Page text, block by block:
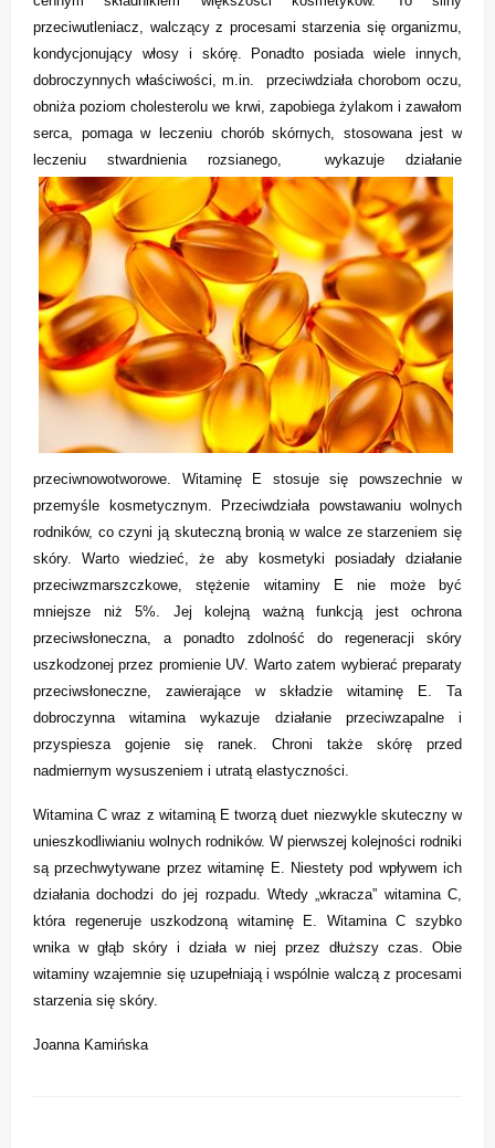
przeciwutleniacz, walczący z procesami starzenia się organizmu,
kondycjonujący włosy i skórę. Ponadto posiada wiele innych,
dobroczynnych właściwości, m.in. przeciwdziała chorobom oczu,
obniża poziom cholesterolu we krwi, zapobiega żylakom i zawałom
serca, pomaga w leczeniu chorób skórnych, stosowana jest w
leczeniu stwardnienia rozsianego, wykazuje działanie
przeciwnowotworowe. Witaminę E stosuje się powszechnie w
przemyśle kosmetycznym. Przeciwdziała powstawaniu wolnych
rodników, co czyni ją skuteczną bronią w walce ze starzeniem się
skóry. Warto wiedzieć, że aby kosmetyki posiadały działanie
przeciwzmarszczkowe, stężenie witaminy E nie może być
mniejsze niż 5%. Jej kolejną ważną funkcją jest ochrona
przeciwsłoneczna, a ponadto zdolność do regeneracji skóry
uszkodzonej przez promienie UV. Warto zatem wybierać preparaty
przeciwsłoneczne, zawierające w składzie witaminę E. Ta
dobroczynna witamina wykazuje działanie przeciwzapalne i
przyspiesza gojenie się ranek. Chroni także skórę przed
nadmiernym wysuszeniem i utratą elastyczności.
Witamina C wraz z witaminą E tworzą duet niezwykle skuteczny w
unieszkodliwianiu wolnych rodników. W pierwszej kolejności rodniki
są przechwytywane przez witaminę E. Niestety pod wpływem ich
działania dochodzi do jej rozpadu. Wtedy „wkracza” witamina C,
która regeneruje uszkodzoną witaminę E. Witamina C szybko
wnika w głąb skóry i działa w niej przez dłuższy czas. Obie
witaminy wzajemnie się uzupełniają i wspólnie walczą z procesami
starzenia się skóry.
Joanna Kamińska